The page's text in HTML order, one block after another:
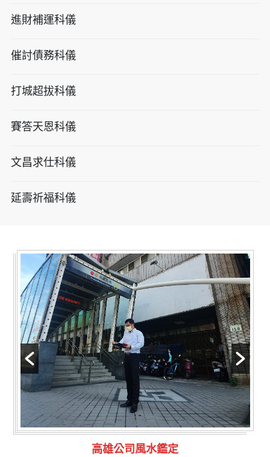
進財補運科儀
催討債務科儀
打城超拔科儀
賽答天恩科儀
文昌求仕科儀
延壽祈福科儀
林氏福主量子生基造命